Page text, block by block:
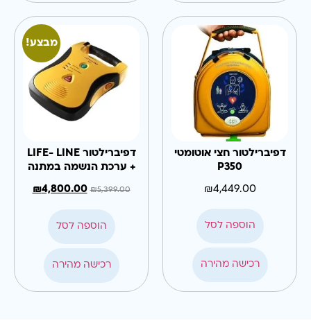
דפיברילטור חצי אוטומטי
P350
₪4,449.00
הוספה לסל
רכישה מהירה
מבצע!
דפיברילטור LIFE- LINE
+ ערכת הנשמה במתנה
₪5,399.00
₪4,800.00
הוספה לסל
רכישה מהירה